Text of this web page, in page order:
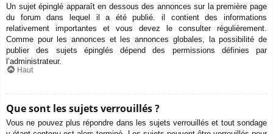
Un sujet épinglé apparaît en dessous des annonces sur la première page
du forum dans lequel il a été publié. il contient des informations
relativement importantes et vous devez le consulter régulièrement.
Comme pour les annonces et les annonces globales, la possibilité de
publier des sujets épinglés dépend des permissions définies par
l’administrateur.
Haut
Que sont les sujets verrouillés ?
Vous ne pouvez plus répondre dans les sujets verrouillés et tout sondage